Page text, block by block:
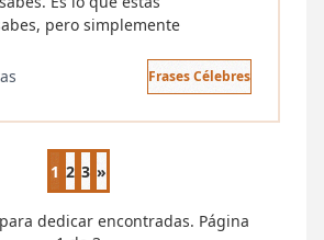
pero simplemente
Frases Célebres
1 2 3 Página siguiente
»
dedicar encontradas. Página